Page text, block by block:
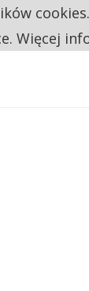
W
Więcej